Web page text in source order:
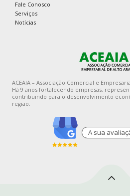
Fale Conosco
Serviços
Notícias
ACEAIA – Associação Comercial e
Há 9 anos fortalecendo empresas,
contribuindo para o desenvolvimento
região.
A sua